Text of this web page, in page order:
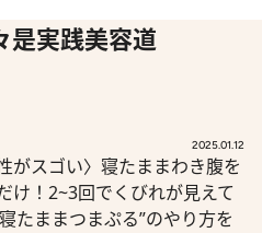
是実践美容道
2025.01.12
がスゴい〉寝たままわき腹を
け！2~3回でくびれが見えて
たままつまぷる”のやり方を